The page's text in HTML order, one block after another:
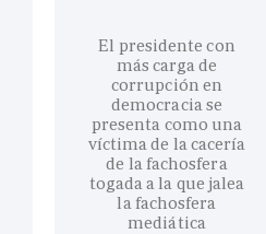
El presidente con
más carga de
corrupción en
democracia se
presenta como una
víctima de la cacería
de la fachosfera
togada a la que jalea
la fachosfera
mediática